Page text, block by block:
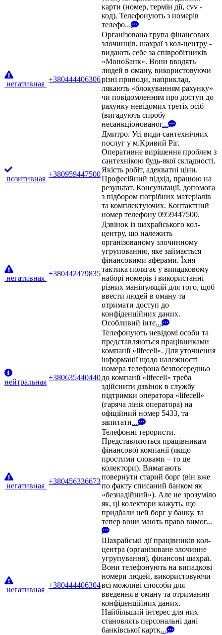
карти (номер, термін дії, cvv -
код). Телефонують з номерів
телефо...
негативная
+380444406306
Організована група фінансових
злочинців, шахраї з кол-центру -
видають себе за співробітників
«МоноБанк». Вони вводять
людей в оману, використовуючи
різні приводи, наприклад,
лякають «блокуванням рахунку»
чи повідомленням про доступ до
рахунку невідомих третіх осіб
(вигадують спробу
несанкціонованог...
позитивная
+380959447500
Дмитро. Усі види сантехнічних
послуг у м.Кривий Ріг.
Оперативне вирішення проблем з
сантехнікою будь-якої складності.
Якість робіт, адекватні ціни.
Професійний підхід, працюю на
результат. Консультації, допомога
з підбором потрібних матеріалів
та комплектуючих. Контактний
номер телефону 0959447500.
негативная
+380442479835
Дзвінок із шахрайського кол-
центру, що належить
організованому злочинному
угрупованню, яке займається
фінансовими аферами. Їхня
тактика полягає у випадковому
наборі номерів і використанні
різних маніпуляцій для того, щоб
ввести людей в оману та
отримати доступ до
конфіденційних даних.
Особливий інте...
нейтральная
+380635440440
Телефонують невідомі особи та
представляються працівниками
компанії «lifecell». Для уточнення
інформації щодо належності
номера телефона безпосередньо
до компанії «lifecell» треба
здійснити дзвінок в службу
підтримки оператора «lifecell»
(гаряча лінія оператора) на
офіційний номер 5433, та
запитати...
негативная
+380456336673
Телефонні терористи.
Представляються працівникам
фінансової компанії (якщо
простими словами – то це
колектори). Вимагають
повернути старий борг (він вже
по факту списаний банком як
«безнадійний»). Але не зрозуміло
як, ці колектори кажуть, що
придбали цей борг у банку, та
тепер вони мають право вимог...
негативная
+380444406304
Шахрайські дії працівників кол-
центра (організоване злочинне
угрупування), фінансові шахраї.
Вони телефонують на випадкові
номери людей, використовуючи
всі можливі способи для
введення в оману та отримання
конфіденційних даних.
Найбільший інтерес для них
становлять персональні дані
банківської картк...